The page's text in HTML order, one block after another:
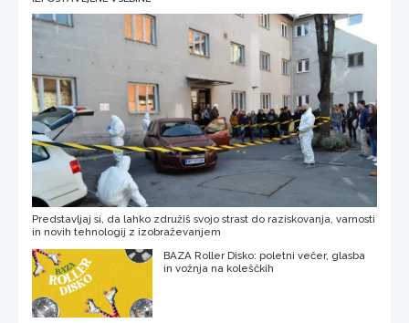
Predstavljaj si, da lahko združiš svojo strast do raziskovanja, varnosti
in novih tehnologij z izobraževanjem
BAZA Roller Disko: poletni večer, glasba
in vožnja na koleščkih